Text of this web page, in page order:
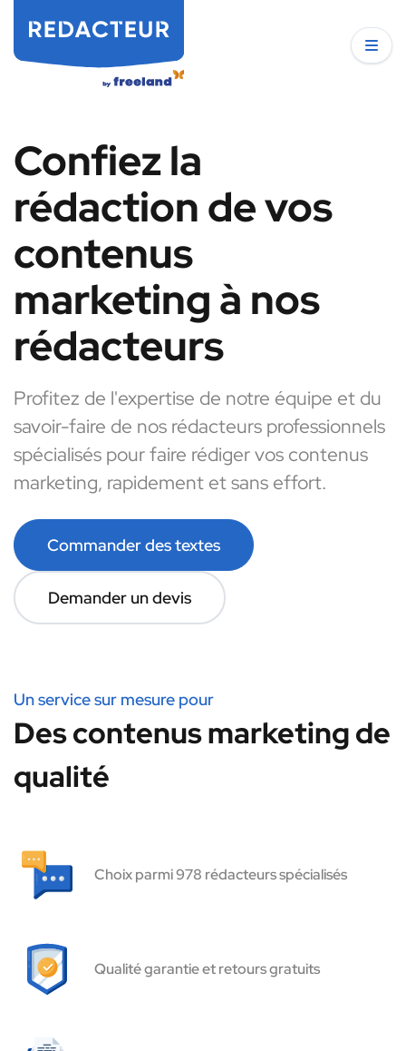
Confiez la
rédaction de vos
contenus
marketing à nos
rédacteurs
Profitez de l'expertise de notre équipe et du
savoir-faire de nos rédacteurs professionnels
spécialisés pour faire rédiger vos contenus
marketing, rapidement et sans effort.
Commander des textes
Demander un devis
Un service sur mesure pour
Des contenus marketing de
qualité
Choix parmi 978 rédacteurs spécialisés
Qualité garantie et retours gratuits